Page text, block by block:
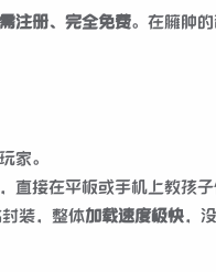
注册、完全免费。在臃肿
家。
直接在平板或手机上教孩子
装，整体加载速度极快，